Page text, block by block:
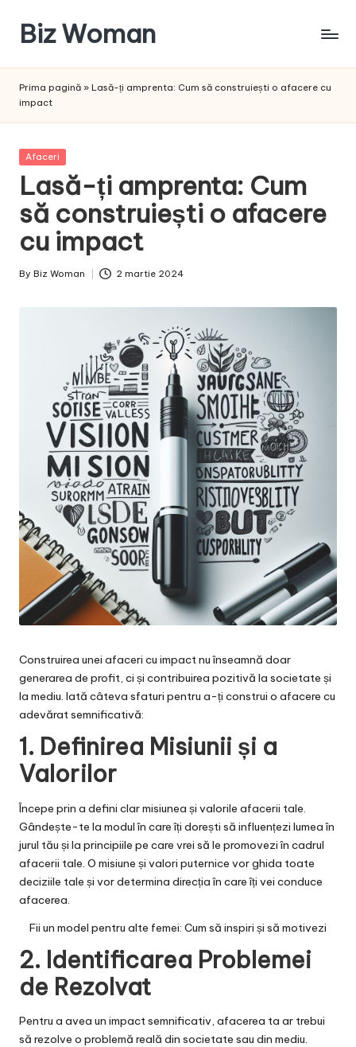
content
Biz Woman
succesul
Prima pagină » Lasă-ți amprenta: Cum să construiești o afacere cu
impact
Posted
Afaceri
Lasă-ți amprenta: Cum
să construiești o afacere
cu impact
Posted
By Biz Woman 2 martie 2024
Construirea unei afaceri cu impact nu înseamnă doar
generarea de profit, ci și contribuirea pozitivă la societate și
la mediu. Iată câteva sfaturi pentru a-ți construi o afacere cu
adevărat semnificativă:
1. Definirea Misiunii și a
Valorilor
Începe prin a defini clar misiunea și valorile afacerii tale.
Gândește-te la modul în care îți dorești să influențezi lumea în
jurul tău și la principiile pe care vrei să le promovezi în cadrul
afacerii tale. O misiune și valori puternice vor ghida toate
deciziile tale și vor determina direcția în care îți vei conduce
afacerea.
Fii un model pentru alte femei: Cum să inspiri și să motivezi
2. Identificarea Problemei
de Rezolvat
Pentru a avea un impact semnificativ, afacerea ta ar trebui
să rezolve o problemă reală din societate sau din mediu.